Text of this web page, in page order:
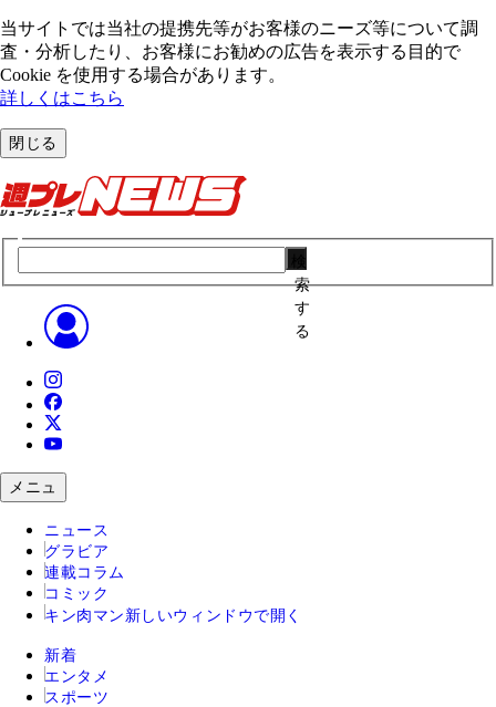
当サイトでは当社の提携先等がお客様のニーズ等について調
査・分析したり、お客様にお勧めの広告を表⽰する⽬的で
Cookie を使⽤する場合があります。
詳しくはこちら
閉じる
索
す
る
メニュ
ニュース
グラビア
連載コラム
コミック
キン肉マン 新しいウィンドウで開く
新着
エンタメ
スポーツ